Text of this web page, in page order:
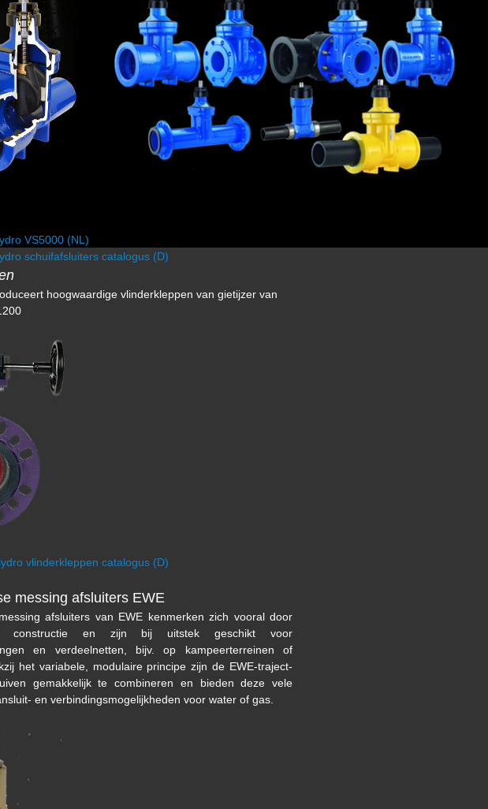
VS5000 (NL)
schuifafsluiters catalogus (D)
hoogwaardige vlinderkleppen van gietijzer van
vlinderkleppen catalogus (D)
messing afsluiters EWE
afsluiters van EWE kenmerken zich vooral door
constructie en zijn bij uitstek geschikt voor
en verdeelnetten, bijv. op kampeerterreinen of
het variabele, modulaire principe zijn de EWE-traject-
gemakkelijk te combineren en bieden deze vele
en verbindingsmogelijkheden voor water of gas.